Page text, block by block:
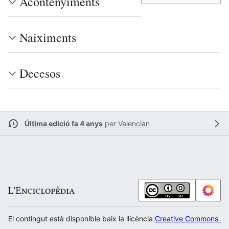
Naiximents
Decesos
Última edició fa 4 anys per Valencian
El contingut està disponible baix la llicència Creative Commons